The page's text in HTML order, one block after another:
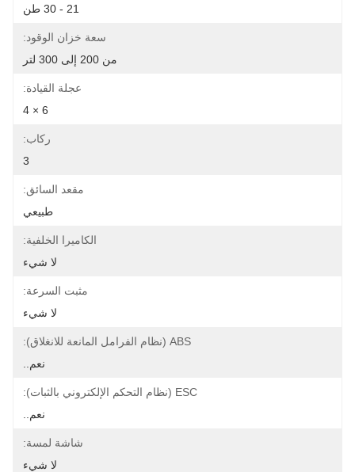
21 - 30 طن
سعة خزان الوقود:
من 200 إلى 300 لتر
عجلة القيادة:
6 × 4
ركاب:
3
مقعد السائق:
طبيعي
الكاميرا الخلفية:
لا شيء
مثبت السرعة:
لا شيء
ABS (نظام الفرامل المانعة للانغلاق):
نعم..
ESC (نظام التحكم الإلكتروني بالثبات):
نعم..
شاشة لمسة:
لا شيء